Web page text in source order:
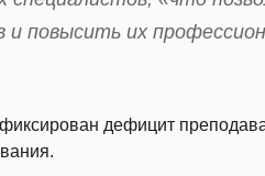
повысить их
дефицит